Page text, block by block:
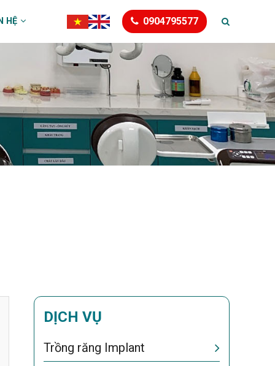
HỆ 0904795577
DỊCH VỤ
Trồng răng Implant